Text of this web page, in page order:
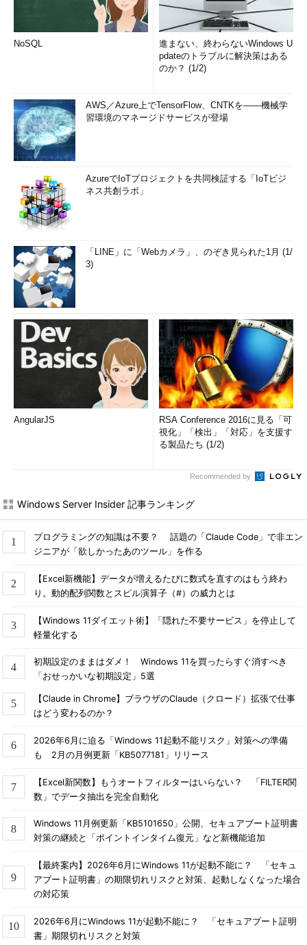
NoSQL
進まない、終わらないWindows U
pdateのトラブルに解決策はある
のか？ (1/2)
AWS／Azure上でTensorFlow、CNTKを――機械学
習環境のマネージドサービスが登場
AzureでIoTプロジェクトを共同検証する「IoTビジ
ネス共創ラボ」
「LINE」に「Webカメラ」、のぞき見られた1月 (1/
3)
AngularJS
RSA Conference 2016に見る「可
視化」「検出」「対応」を支援す
る製品たち (1/2)
Recommended by
Windows Server Insider 記事ランキング
プログラミングの知識は不要？ 話題の「Claude Code」で非エン
ジニアが「欲しかったあのツール」を作る
【Excel新機能】データが増えるたびに数式を直すのはもう終わ
り。動的配列関数とスピル演算子（#）の威力とは
【Windows 11ダイエット術】「隠れた不要サービス」を停止して
軽量化する
初期設定のままはダメ！ Windows 11を買ったらすぐ消すべき
「おせっかいな初期設定」5選
【Claude in Chrome】ブラウザのClaude（クロード）拡張で仕事
はどう変わるのか？
2026年6月に迫る「Windows 11起動不能リスク」対策への準備
も 2月の月例更新「KB5077181」リリース
【Excel新関数】もうオートフィルターはいらない？ 「FILTER関
数」でデータ抽出を完全自動化
Windows 11月例更新「KB5101650」公開、セキュアブート証明書
対策の継続と「ポイントインタイム復元」など新機能追加
【最終案内】2026年6月にWindows 11が起動不能に？ 「セキュ
アブート証明書」の期限切れリスクと対策、起動しなくなった場合
の対応策
2026年6月にWindows 11が起動不能に？ 「セキュアブート証明
書」期限切れリスクと対策